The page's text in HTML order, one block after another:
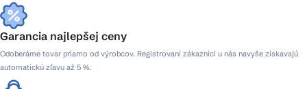
Garancia najlepšej ceny
Odoberáme tovar priamo od výrobcov. Registrovaní zákazníci u nás navyše získavajú
automatickú zľavu až 5 %.